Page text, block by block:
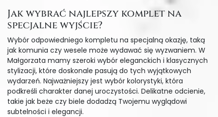
Jak wybrać najlepszy komplet na
specjalne wyjście?
Wybór odpowiedniego kompletu na specjalną okazję, taką
jak komunia czy wesele może wydawać się wyzwaniem. W
Małgorzata mamy szeroki wybór eleganckich i klasycznych
stylizacji, które doskonale pasują do tych wyjątkowych
wydarzeń. Najważniejszy jest wybór kolorystyki, która
podkreśli charakter danej uroczystości. Delikatne odcienie,
takie jak beże czy biele dodadzą Twojemu wyglądowi
subtelności i elegancji.